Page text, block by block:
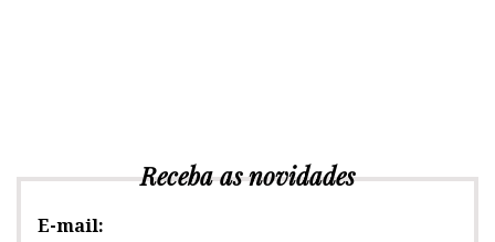
Receba as novidades
E-mail: